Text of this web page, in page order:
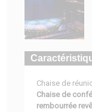
Chaise de
Chaise de
rembourrée